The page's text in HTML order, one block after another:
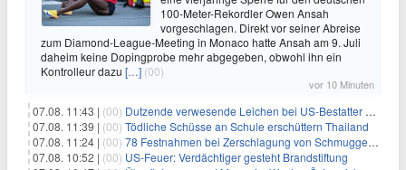
100-Meter-Rekordler Owen Ansah
vorgeschlagen. Direkt vor seiner Abreise
zum Diamond-League-Meeting in Monaco hatte Ansah am 9. Juli
daheim keine Dopingprobe mehr abgegeben, obwohl ihn ein
Kontrolleur dazu […] (00)
vor 10 Minuten
07.08. 11:43 | (00) Dutzende verwesende Leichen bei US-Bestatter gefunden
07.08. 11:39 | (00) Tödliche Schüsse an Schule erschüttern Thailand
07.08. 11:24 | (00) 78 Festnahmen bei Zerschlagung von Schmuggelnetzwerk in Spanien
07.08. 10:52 | (00) US-Feuer: Verdächtiger gesteht Brandstiftung